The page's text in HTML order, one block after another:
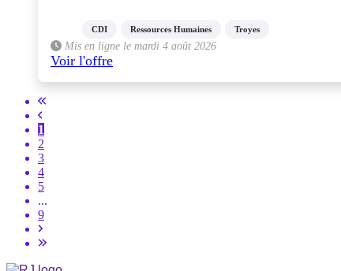
CDI Ressources Humaines Troyes
Mis en ligne le mardi 4 août 2026
Voir l'offre
1
2
3
4
5
...
9